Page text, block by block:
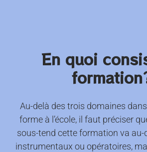
En quoi
Au-delà des trois domaines
forme à l’école, il faut préciser
sous-tend cette formation va au-
instrumentaux ou opératoires,